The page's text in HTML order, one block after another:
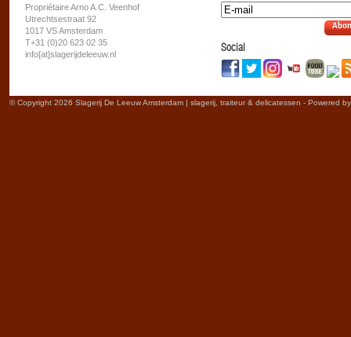
Propriétaire Arno A.C. Veenhof
Utrechtsestraat 92
1017 VS Amsterdam
T+31 (0)20 623 02 35
info[at]slagerijdeleeuw.nl
Social
© Copyright 2026 Slagerij De Leeuw Amsterdam | slagerij, traiteur & delicatessen - Powered